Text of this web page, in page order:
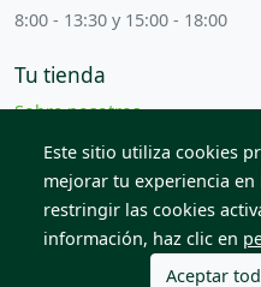
8:00 - 13:30 y 15:00 - 18:00
Tu tienda
Sobre nosotros
Términos y condiciones
Contacta con nosotros
© 2026 Todos los
Este sitio utiliza cookies
mejorar tu experiencia
restringir las cookies
información, haz clic en
Aceptar